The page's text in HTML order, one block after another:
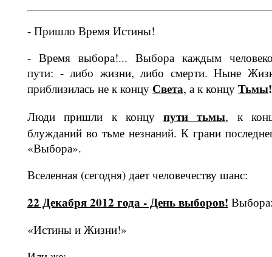
- Пришло Время Истины!
- Время выбора!... Выбора каждым
пути: - либо жизни, либо смер­ти. Ныне
приблизилась не к концу Света, а к концу Тьмы!
Люди пришли к концупути тьмы, к
блужданий во тьме незнаний. К грани
«Выбора».
Вселенная (сегодня) дает человечеству шанс:
22 Декабря 2012 года - День выборов!
«Истины и Жизни!»